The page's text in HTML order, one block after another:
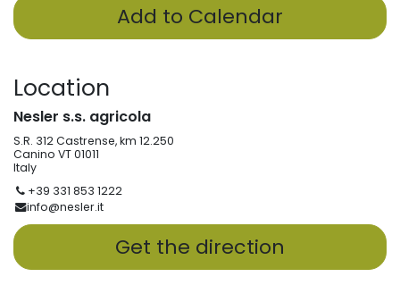
Add to Calendar
Location
Nesler s.s. agricola
S.R. 312 Castrense, km 12.250
Canino VT 01011
Italy
+39 331 853 1222
info@nesler.it
Get the direction